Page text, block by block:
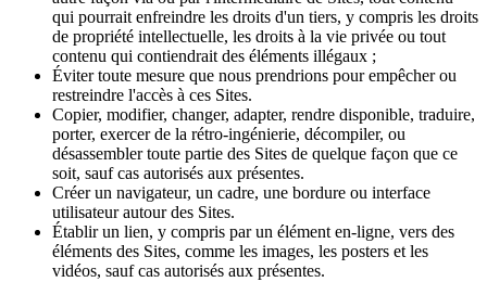
qui pourrait enfreindre les droits d'un tiers, y compris les droits
de propriété intellectuelle, les droits à la vie privée ou tout
contenu qui contiendrait des éléments illégaux ;
Éviter toute mesure que nous prendrions pour empêcher ou
restreindre l'accès à ces Sites.
Copier, modifier, changer, adapter, rendre disponible, traduire,
porter, exercer de la rétro-ingénierie, décompiler, ou
désassembler toute partie des Sites de quelque façon que ce
soit, sauf cas autorisés aux présentes.
Créer un navigateur, un cadre, une bordure ou interface
utilisateur autour des Sites.
Établir un lien, y compris par un élément en-ligne, vers des
éléments des Sites, comme les images, les posters et les
vidéos, sauf cas autorisés aux présentes.